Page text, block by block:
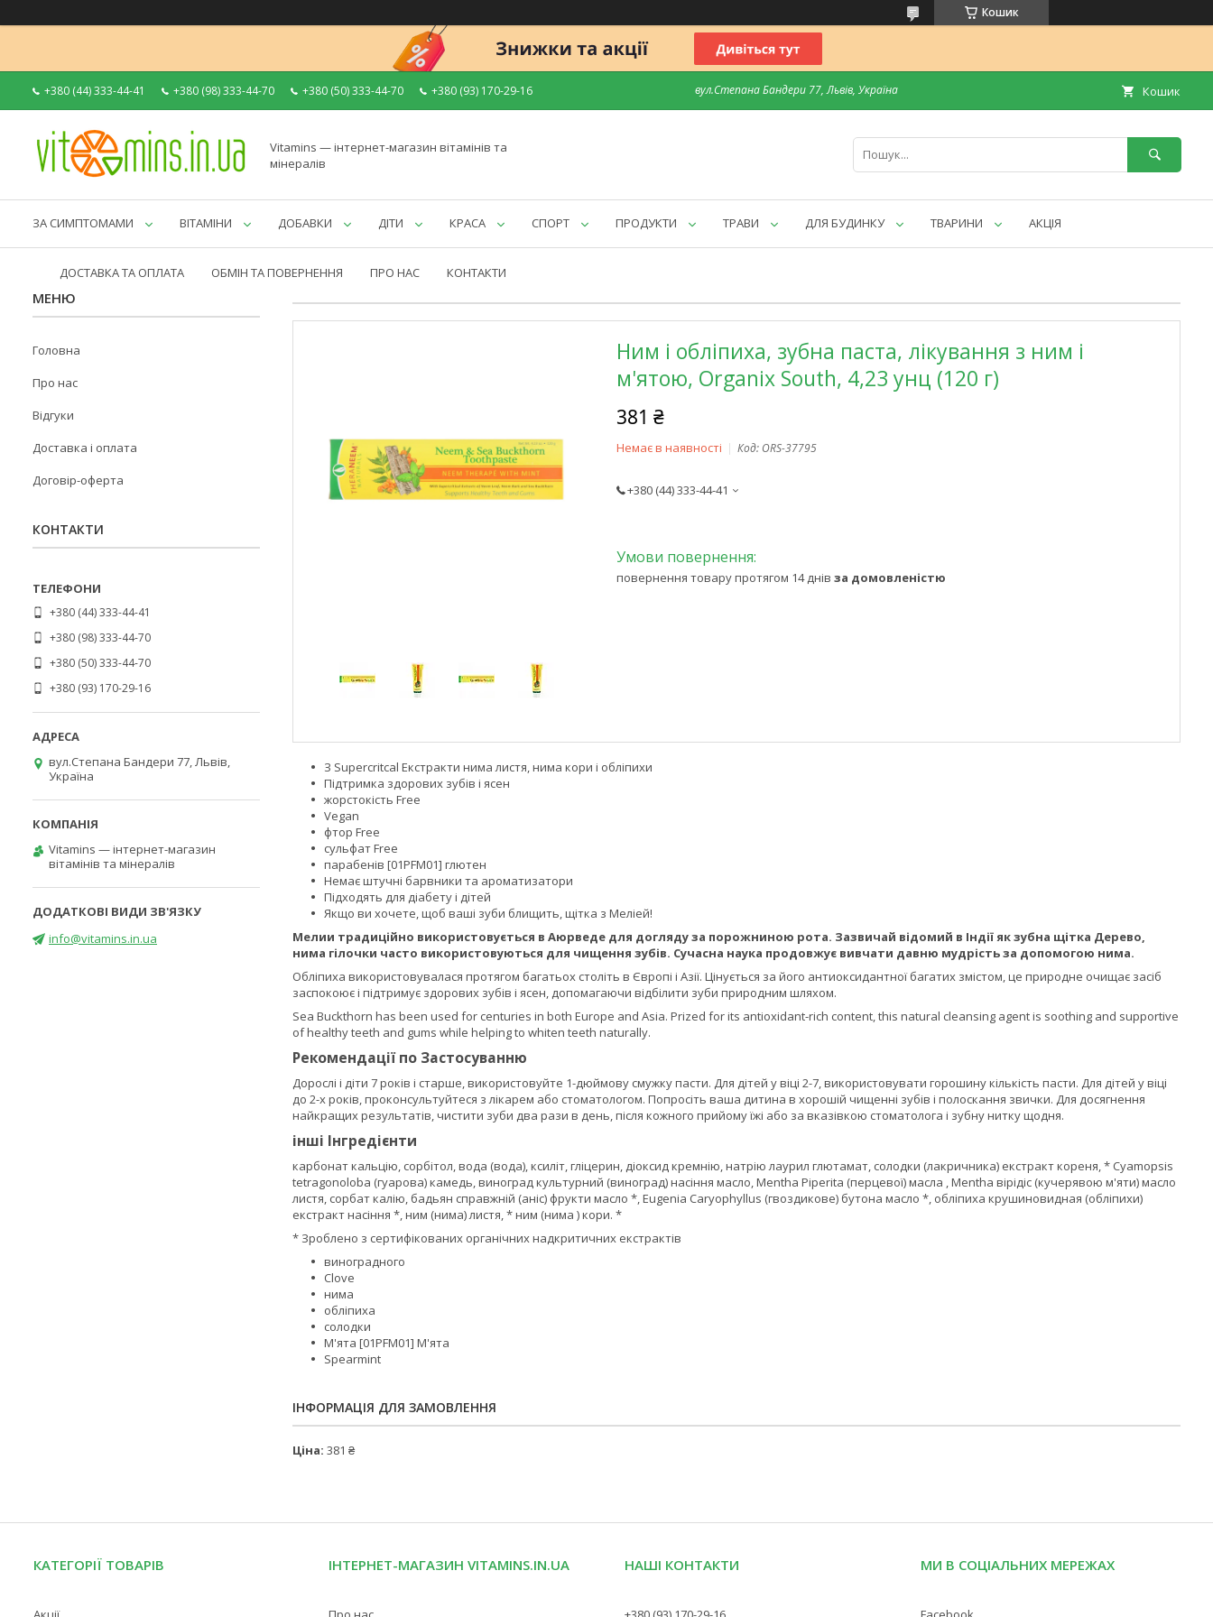
Кошик
+380 (44) 333-44-41 +380 (98) 333-44-70 +380 (50) 333-44-70 +380 (93) 170-29-16 вул.Степана Бандери 77, Львів, Україна Кошик
Vitamins — інтернет-магазин вітамінів та
мінералів
ЗА СИМПТОМАМИ ВІТАМІНИ ДОБАВКИ ДІТИ КРАСА СПОРТ ПРОДУКТИ ТРАВИ ДЛЯ БУДИНКУ ТВАРИНИ АКЦІЯ
ДОСТАВКА ТА ОПЛАТА ОБМІН ТА ПОВЕРНЕННЯ ПРО НАС КОНТАКТИ
Ним і обліпиха, зубна паста, лікування з ним і
м'ятою, Organix South, 4,23 унц (120 г)
381 ₴
Немає в наявності Код: ORS-37795
+380 (44) 333-44-41
повернення товару протягом 14 днів за домовленістю
З Supercritcal Екстракти нима листя, нима кори і обліпихи
Підтримка здорових зубів і ясен
жорстокість Free
Vegan
фтор Free
сульфат Free
парабенів [01PFM01] глютен
Немає штучні барвники та ароматизатори
Підходять для діабету і дітей
Якщо ви хочете, щоб ваші зуби блищить, щітка з Меліей!
Мелии традиційно використовується в Аюрведе для догляду за порожниною рота. Зазвичай відомий в Індії як зубна щітка Дерево,
нима гілочки часто використовуються для чищення зубів. Сучасна наука продовжує вивчати давню мудрість за допомогою нима.
Обліпиха використовувалася протягом багатьох століть в Європі і Азії. Цінується за його антиоксидантної багатих змістом, це природне очищає засіб
заспокоює і підтримує здорових зубів і ясен, допомагаючи відбілити зуби природним шляхом.
Sea Buckthorn has been used for centuries in both Europe and Asia. Prized for its antioxidant-rich content, this natural cleansing agent is soothing and supportive
of healthy teeth and gums while helping to whiten teeth naturally.
Рекомендації по Застосуванню
Дорослі і діти 7 років і старше, використовуйте 1-дюймову смужку пасти. Для дітей у віці 2-7, використовувати горошину кількість пасти. Для дітей у віці
до 2-х років, проконсультуйтеся з лікарем або стоматологом. Попросіть ваша дитина в хорошій чищенні зубів і полоскання звички. Для досягнення
найкращих результатів, чистити зуби два рази в день, після кожного прийому їжі або за вказівкою стоматолога і зубну нитку щодня.
інші Інгредієнти
карбонат кальцію, сорбітол, вода (вода), ксиліт, гліцерин, діоксид кремнію, натрію лаурил глютамат, солодки (лакричника) екстракт кореня, * Cyamopsis
tetragonoloba (гуарова) камедь, виноград культурний (виноград) насіння масло, Mentha Piperita (перцевої) масла , Mentha вірідіс (кучерявою м'яти) масло
листя, сорбат калію, бадьян справжній (аніс) фрукти масло *, Eugenia Caryophyllus (гвоздикове) бутона масло *, обліпиха крушиновидная (обліпихи)
екстракт насіння *, ним (нима) листя, * ним (нима ) кори. *
* Зроблено з сертифікованих органічних надкритичних екстрактів
виноградного
Clove
нима
обліпиха
солодки
М'ята [01PFM01] М'ята
Spearmint
ІНФОРМАЦІЯ ДЛЯ ЗАМОВЛЕННЯ
Ціна: 381 ₴
Головна
Про нас
Відгуки
Доставка і оплата
Договір-оферта
КОНТАКТИ
+380 (44) 333-44-41
+380 (98) 333-44-70
+380 (50) 333-44-70
+380 (93) 170-29-16
вул.Степана Бандери 77, Львів,
Україна
Vitamins — інтернет-магазин
вітамінів та мінералів
info@vitamins.in.ua
КАТЕГОРІЇ ТОВАРІВ ІНТЕРНЕТ-МАГАЗИН VITAMINS.IN.UA НАШІ КОНТАКТИ МИ В СОЦІАЛЬНИХ МЕРЕЖАХ